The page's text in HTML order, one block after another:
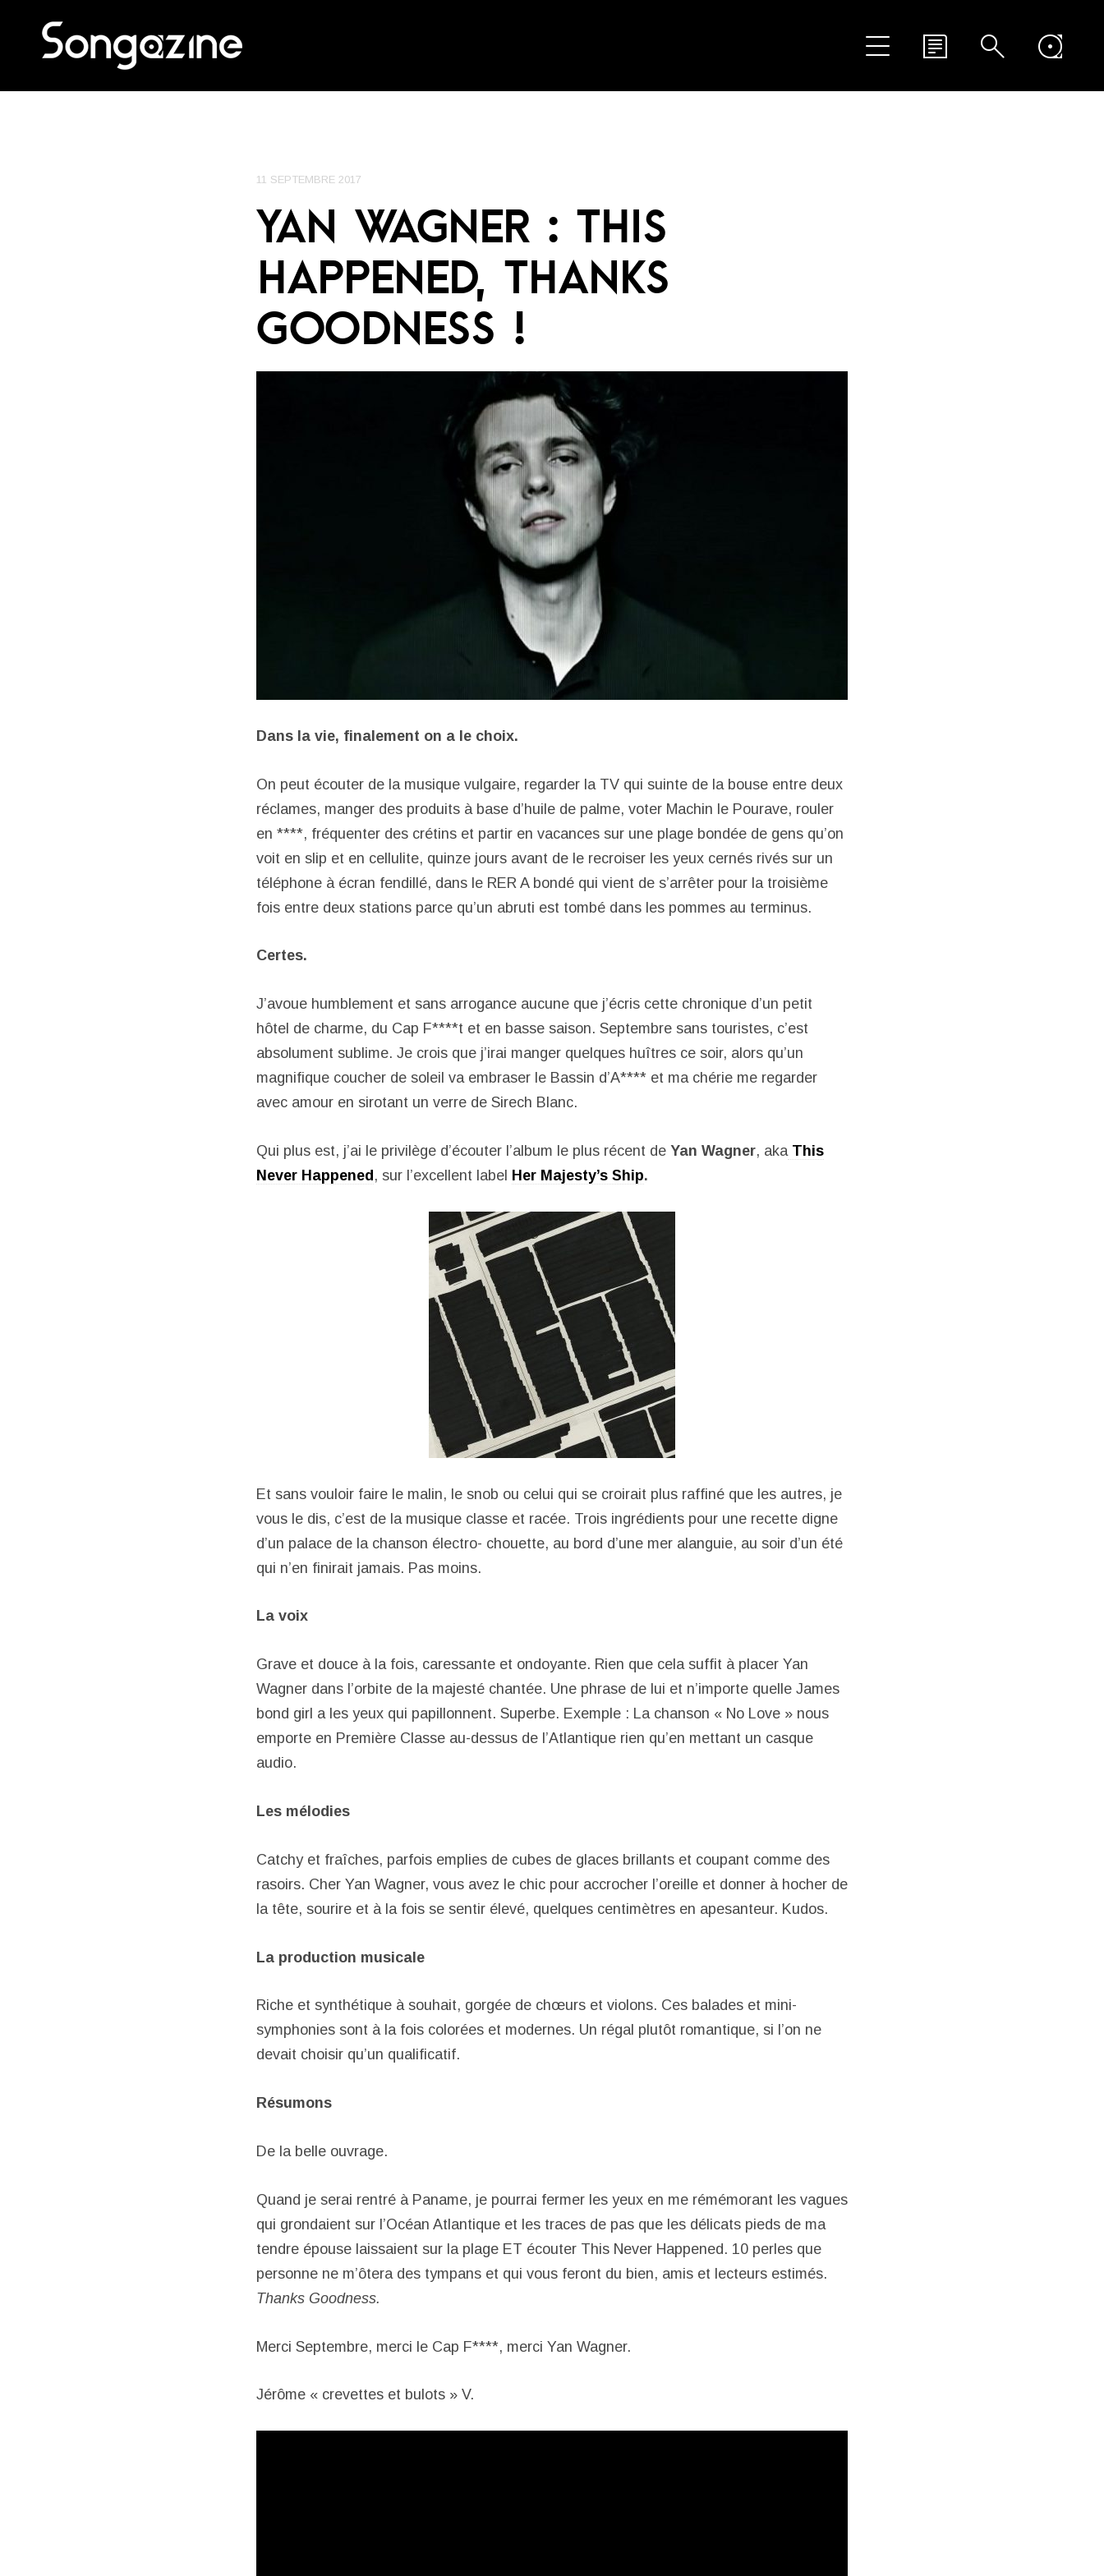
11 SEPTEMBRE 2017
YAN WAGNER : THIS
HAPPENED, THANKS
GOODNESS !
Dans la vie, finalement on a le choix.
On peut écouter de la musique vulgaire, regarder la TV qui suinte de la bouse entre deux
réclames, manger des produits à base d’huile de palme, voter Machin le Pourave, rouler
en ****, fréquenter des crétins et partir en vacances sur une plage bondée de gens qu’on
voit en slip et en cellulite, quinze jours avant de le recroiser les yeux cernés rivés sur un
téléphone à écran fendillé, dans le RER A bondé qui vient de s’arrêter pour la troisième
fois entre deux stations parce qu’un abruti est tombé dans les pommes au terminus.
Certes.
J’avoue humblement et sans arrogance aucune que j’écris cette chronique d’un petit
hôtel de charme, du Cap F****t et en basse saison. Septembre sans touristes, c’est
absolument sublime. Je crois que j’irai manger quelques huîtres ce soir, alors qu’un
magnifique coucher de soleil va embraser le Bassin d’A**** et ma chérie me regarder
avec amour en sirotant un verre de Sirech Blanc.
Qui plus est, j’ai le privilège d’écouter l’album le plus récent de Yan Wagner, aka This
Never Happened, sur l’excellent label Her Majesty’s Ship.
Et sans vouloir faire le malin, le snob ou celui qui se croirait plus raffiné que les autres, je
vous le dis, c’est de la musique classe et racée. Trois ingrédients pour une recette digne
d’un palace de la chanson électro- chouette, au bord d’une mer alanguie, au soir d’un été
qui n’en finirait jamais. Pas moins.
La voix
Grave et douce à la fois, caressante et ondoyante. Rien que cela suffit à placer Yan
Wagner dans l’orbite de la majesté chantée. Une phrase de lui et n’importe quelle James
bond girl a les yeux qui papillonnent. Superbe. Exemple : La chanson « No Love » nous
emporte en Première Classe au-dessus de l’Atlantique rien qu’en mettant un casque
audio.
Les mélodies
Catchy et fraîches, parfois emplies de cubes de glaces brillants et coupant comme des
rasoirs. Cher Yan Wagner, vous avez le chic pour accrocher l’oreille et donner à hocher de
la tête, sourire et à la fois se sentir élevé, quelques centimètres en apesanteur. Kudos.
La production musicale
Riche et synthétique à souhait, gorgée de chœurs et violons. Ces balades et mini-
symphonies sont à la fois colorées et modernes. Un régal plutôt romantique, si l’on ne
devait choisir qu’un qualificatif.
Résumons
De la belle ouvrage.
Quand je serai rentré à Paname, je pourrai fermer les yeux en me rémémorant les vagues
qui grondaient sur l’Océan Atlantique et les traces de pas que les délicats pieds de ma
tendre épouse laissaient sur la plage ET écouter This Never Happened. 10 perles que
personne ne m’ôtera des tympans et qui vous feront du bien, amis et lecteurs estimés.
Thanks Goodness.
Merci Septembre, merci le Cap F****, merci Yan Wagner.
Jérôme « crevettes et bulots » V.